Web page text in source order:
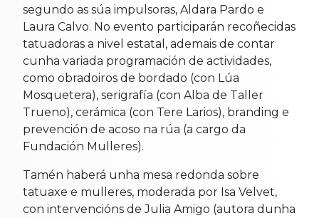
segundo as súa impulsoras, Aldara Pardo e
Laura Calvo. No evento participarán recoñecidas
tatuadoras a nivel estatal, ademais de contar
cunha variada programación de actividades,
como obradoiros de bordado (con Lúa
Mosquetera), serigrafía (con Alba de Taller
Trueno), cerámica (con Tere Larios), branding e
prevención de acoso na rúa (a cargo da
Fundación Mulleres).
Tamén haberá unha mesa redonda sobre
tatuaxe e mulleres, moderada por Isa Velvet,
con intervencións de Julia Amigo (autora dunha